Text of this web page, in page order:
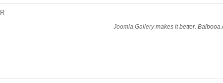
Joomla Gallerymakes it better.